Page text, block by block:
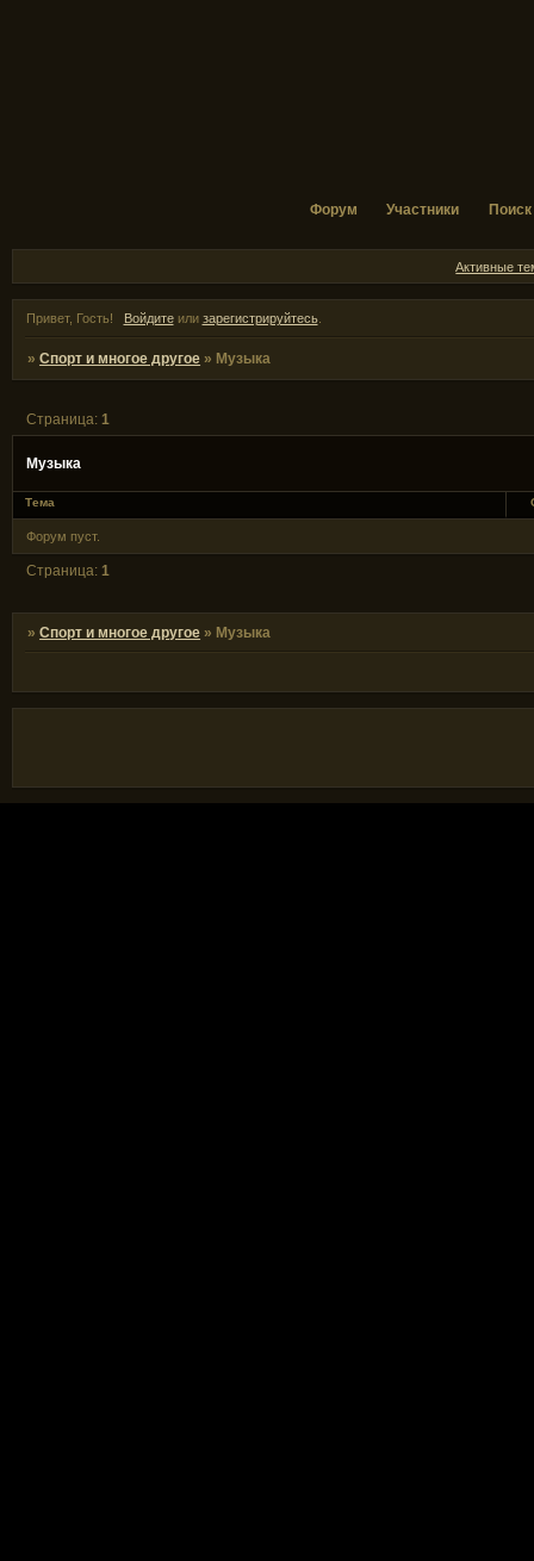
Форум Участники Поиск
Активные
Привет, Гость! Войдитеили зарегистрируйтесь.
»Спорт и многое другое » Музыка
Музыка
Страница:1
Тема
Форум пуст.
Страница: 1
»Спорт и многое другое » Музыка